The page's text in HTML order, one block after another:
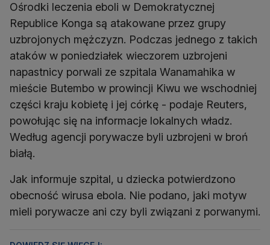
Ośrodki leczenia eboli w Demokratycznej
Republice Konga są atakowane przez grupy
uzbrojonych mężczyzn. Podczas jednego z takich
ataków w poniedziałek wieczorem uzbrojeni
napastnicy porwali ze szpitala Wanamahika w
mieście Butembo w prowincji Kiwu we wschodniej
części kraju kobietę i jej córkę - podaje Reuters,
powołując się na informacje lokalnych władz.
Według agencji porywacze byli uzbrojeni w broń
białą.
Jak informuje szpital, u dziecka potwierdzono
obecność wirusa ebola. Nie podano, jaki motyw
mieli porywacze ani czy byli związani z porwanymi.